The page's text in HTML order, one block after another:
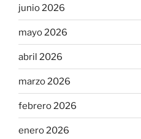
junio 2026
mayo 2026
abril 2026
marzo 2026
febrero 2026
enero 2026